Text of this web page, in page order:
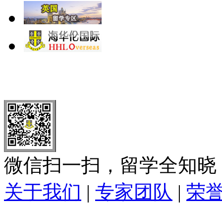
微信扫一扫，留学全知晓
关于我们 | 专家团队 | 荣